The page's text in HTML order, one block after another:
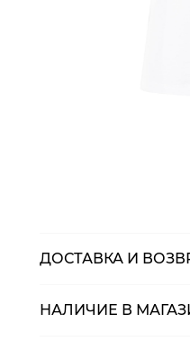
ДОСТАВКА И
НАЛИЧИЕ В